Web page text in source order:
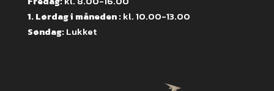
1. Lørdag i måneden :kl. 10.00-13.00
Søndag:Lukket